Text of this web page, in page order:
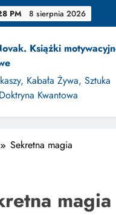
PM 8 sierpnia 2026
Książki
Kabała Żywa, Sztuka
Kwantowa
Sekretna magia
magia